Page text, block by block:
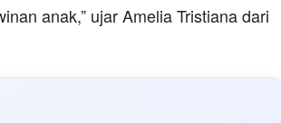
anak,” ujar Amelia Tristiana dari